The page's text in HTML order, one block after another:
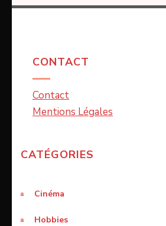
CONTACT
Contact
Mentions Légales
CATÉGORIES
Cinéma
Hobbies